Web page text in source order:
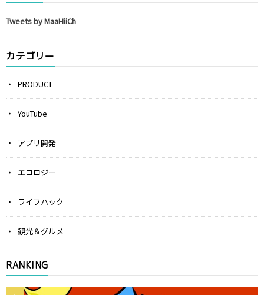
Tweets by MaaHiiCh
カテゴリー
PRODUCT
YouTube
アプリ開発
エコロジー
ライフハック
観光＆グルメ
RANKING